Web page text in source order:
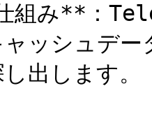
み**：
ッシュデ
出します。